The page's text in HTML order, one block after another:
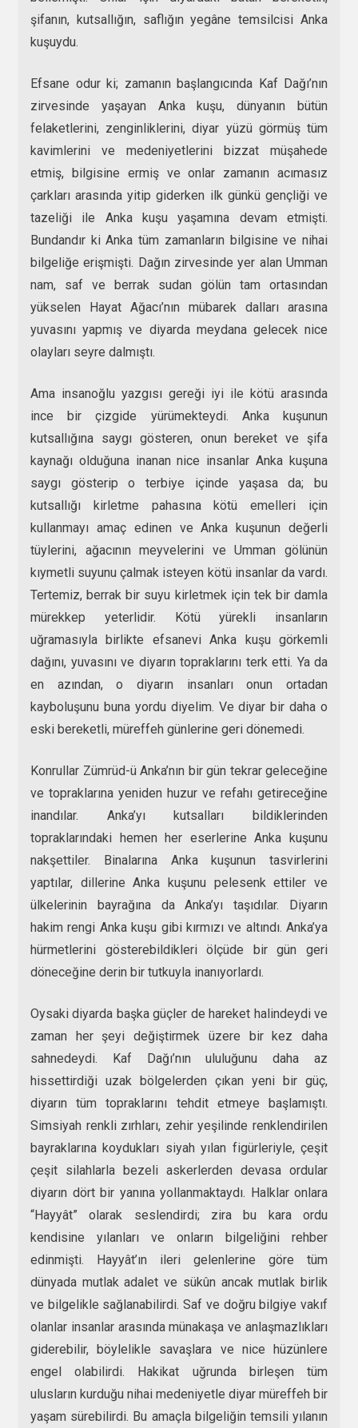
şifanın, kutsallığın, saflığın yegâne temsilcisi Anka
kuşuydu.
Efsane odur ki; zamanın başlangıcında Kaf Dağı’nın
zirvesinde yaşayan Anka kuşu, dünyanın bütün
felaketlerini, zenginliklerini, diyar yüzü görmüş tüm
kavimlerini ve medeniyetlerini bizzat müşahede
etmiş, bilgisine ermiş ve onlar zamanın acımasız
çarkları arasında yitip giderken ilk günkü gençliği ve
tazeliği ile Anka kuşu yaşamına devam etmişti.
Bundandır ki Anka tüm zamanların bilgisine ve nihai
bilgeliğe erişmişti. Dağın zirvesinde yer alan Umman
nam, saf ve berrak sudan gölün tam ortasından
yükselen Hayat Ağacı’nın mübarek dalları arasına
yuvasını yapmış ve diyarda meydana gelecek nice
olayları seyre dalmıştı.
Ama insanoğlu yazgısı gereği iyi ile kötü arasında
ince bir çizgide yürümekteydi. Anka kuşunun
kutsallığına saygı gösteren, onun bereket ve şifa
kaynağı olduğuna inanan nice insanlar Anka kuşuna
saygı gösterip o terbiye içinde yaşasa da; bu
kutsallığı kirletme pahasına kötü emelleri için
kullanmayı amaç edinen ve Anka kuşunun değerli
tüylerini, ağacının meyvelerini ve Umman gölünün
kıymetli suyunu çalmak isteyen kötü insanlar da vardı.
Tertemiz, berrak bir suyu kirletmek için tek bir damla
mürekkep yeterlidir. Kötü yürekli insanların
uğramasıyla birlikte efsanevi Anka kuşu görkemli
dağını, yuvasını ve diyarın topraklarını terk etti. Ya da
en azından, o diyarın insanları onun ortadan
kayboluşunu buna yordu diyelim. Ve diyar bir daha o
eski bereketli, müreffeh günlerine geri dönemedi.
Konrullar Zümrüd-ü Anka’nın bir gün tekrar geleceğine
ve topraklarına yeniden huzur ve refahı getireceğine
inandılar. Anka’yı kutsalları bildiklerinden
topraklarındaki hemen her eserlerine Anka kuşunu
nakşettiler. Binalarına Anka kuşunun tasvirlerini
yaptılar, dillerine Anka kuşunu pelesenk ettiler ve
ülkelerinin bayrağına da Anka’yı taşıdılar. Diyarın
hakim rengi Anka kuşu gibi kırmızı ve altındı. Anka’ya
hürmetlerini gösterebildikleri ölçüde bir gün geri
döneceğine derin bir tutkuyla inanıyorlardı.
Oysaki diyarda başka güçler de hareket halindeydi ve
zaman her şeyi değiştirmek üzere bir kez daha
sahnedeydi. Kaf Dağı’nın ululuğunu daha az
hissettirdiği uzak bölgelerden çıkan yeni bir güç,
diyarın tüm topraklarını tehdit etmeye başlamıştı.
Simsiyah renkli zırhları, zehir yeşilinde renklendirilen
bayraklarına koydukları siyah yılan figürleriyle, çeşit
çeşit silahlarla bezeli askerlerden devasa ordular
diyarın dört bir yanına yollanmaktaydı. Halklar onlara
“Hayyât” olarak seslendirdi; zira bu kara ordu
kendisine yılanları ve onların bilgeliğini rehber
edinmişti. Hayyât’ın ileri gelenlerine göre tüm
dünyada mutlak adalet ve sükûn ancak mutlak birlik
ve bilgelikle sağlanabilirdi. Saf ve doğru bilgiye vakıf
olanlar insanlar arasında münakaşa ve anlaşmazlıkları
giderebilir, böylelikle savaşlara ve nice hüzünlere
engel olabilirdi. Hakikat uğrunda birleşen tüm
ulusların kurduğu nihai medeniyetle diyar müreffeh bir
yaşam sürebilirdi. Bu amaçla bilgeliğin temsili yılanın